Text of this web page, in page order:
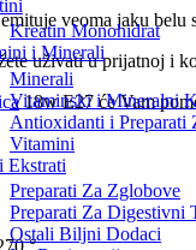
Kreatin Monohidrat
i Minerali
Minerali
Vitaminski i Mineralni
Antioxidanti i Preparati
Vitamini
Ekstrati
Preparati Za Zglobove
Preparati Za Digestivni
Ostali Biljni Dodaci
veoma jaku
uživati u prijatnoj i
18w E27 će Vam
°